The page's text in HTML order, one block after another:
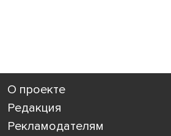
О проекте
Редакция
Рекламодателям